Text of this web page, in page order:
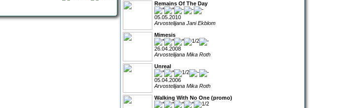
Remains Of The Day
05.05.2010
Arvostelijana Jani Ekblom
Mimesis
26.04.2008
Arvostelijana Mika Roth
Unreal
05.04.2006
Arvostelijana Mika Roth
Walking With No One (promo)